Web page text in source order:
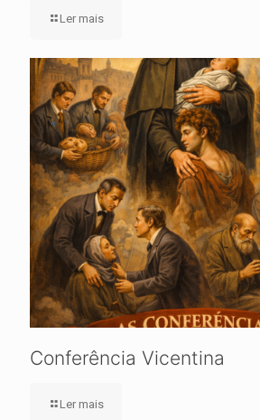
Ler mais
Conferência Vicentina
Ler mais